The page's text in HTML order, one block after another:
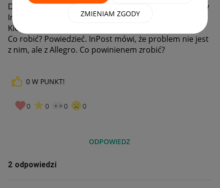
ZMIENIAM ZGODY
Dlaczego nie mogę zrobić etykietę, Allegro Paczkomaty
InPost pobranie
Kiedy tworzę etykietę, mówi, że jest błąd.
Co robić? Powiedzieć. InPost mówi, że problem nie jest
z nim, ale z Allegro. Co powinienem zrobić?
0 W PUNKT!
0 0 0 0
ODPOWIEDZ
2 odpowiedzi